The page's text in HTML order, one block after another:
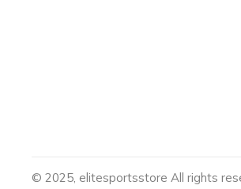
© 2025, elitesportsstore All rights